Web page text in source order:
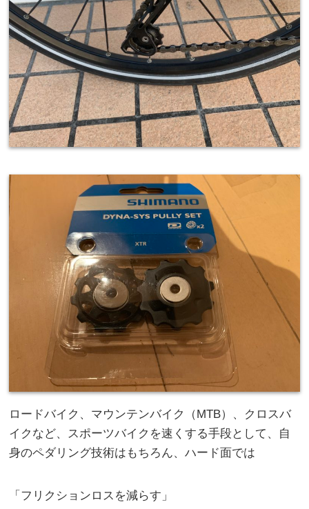
ロードバイク、マウンテンバイク（MTB）、クロスバ
イクなど、スポーツバイクを速くする手段として、自
身のペダリング技術はもちろん、ハード面では
「フリクションロスを減らす」